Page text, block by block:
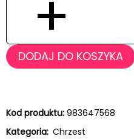
+
DODAJ DO KOSZYKA
Kod produktu: 983647568
Kategoria: Chrzest